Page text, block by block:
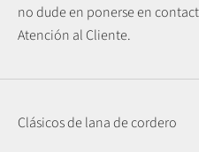
no dude en ponerse en
Atención al Cliente.
Clásicos de lana de cordero